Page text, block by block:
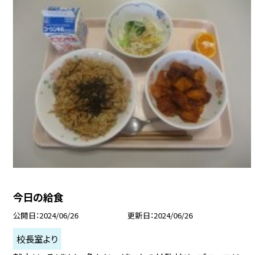
今日の給食
公開日 2024/06/26 更新日 2024/06/26
校長室より